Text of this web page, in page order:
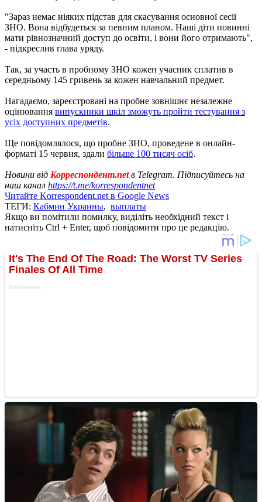
"Зараз немає ніяких підстав для скасування основної сесії
ЗНО. Вона відбудеться за певним планом. Наші діти повинні
мати рівнозначний доступ до освіти, і вони його отримають",
- підкреслив глава уряду.
Так, за участь в пробному ЗНО кожен учасник сплатив в
середньому 145 гривень за кожен навчальний предмет.
Нагадаємо, зареєстровані на пробне зовнішнє незалежне
оцінювання випускники шкіл зможуть пройти тестування з
усіх доступних предметів.
Ще повідомлялося, що пробне ЗНО, проведене в онлайн-
форматі 15 червня, здали більше 100 тисяч осіб.
Новини від Корреспондент.netв Telegram. Підписуйтесь на
наш канал https://t.me/korrespondentnet
Читайте Korrespondent.net в Google News
ТЕГИ: Кабмин Украины, выплаты
Якщо ви помітили помилку, виділіть необхідний текст і
натисніть Ctrl + Enter, щоб повідомити про це редакцію.